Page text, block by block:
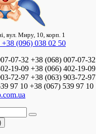
вул. Миру, 10, корп. 1
+38 (096) 038 02 50
+38 (068) 007-07-32
+38 (066) 402-19-09
+38 (063) 903-72-97
+38 (067) 539 97 10